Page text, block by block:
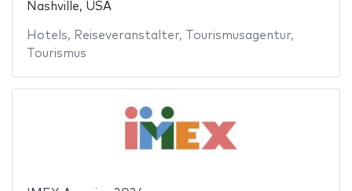
Nashville, USA
Hotels, Reiseveranstalter, Tourismusagentur,
Tourismus